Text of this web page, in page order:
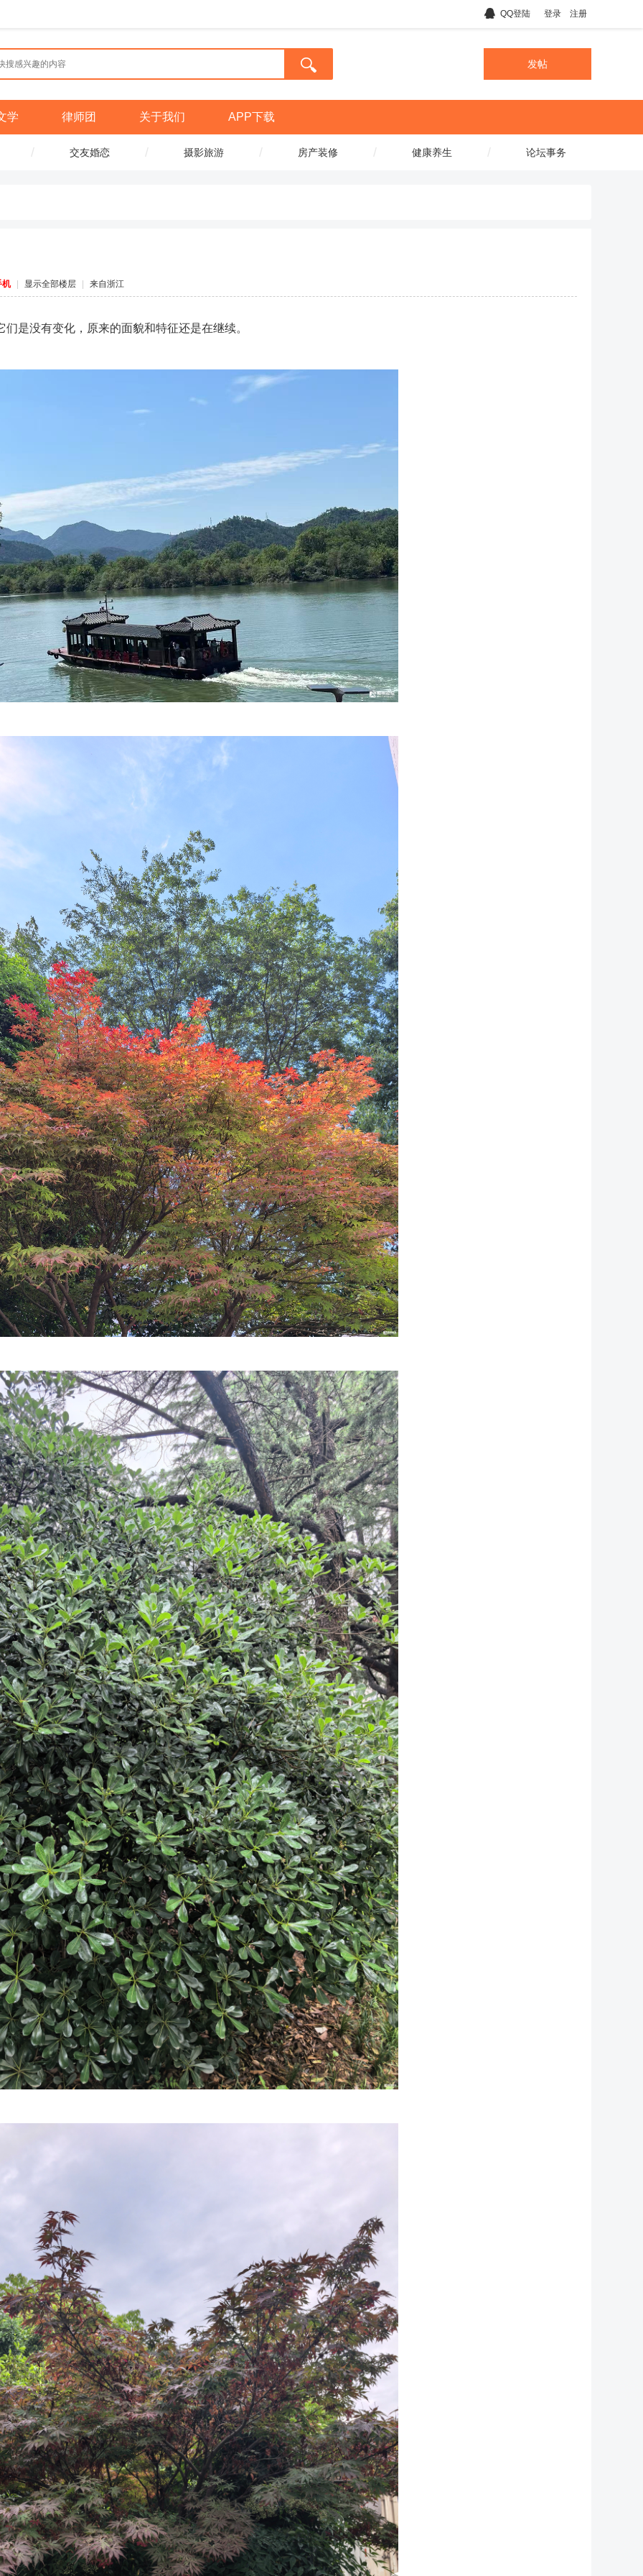
QQ登陆 登录 注册
发帖
学 律师团 关于我们 APP下载
/ 交友婚恋 / 摄影旅游 / 房产装修 / 健康养生 / 论坛事务
机 显示全部楼层 来自浙江
是没有变化，原来的面貌和特征还是在继续。